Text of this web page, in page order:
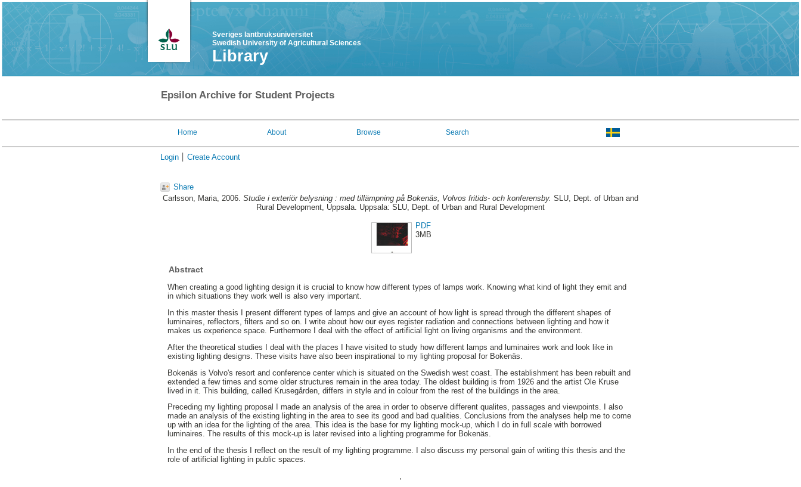
Sveriges lantbruksuniversitet
Swedish University of Agricultural Sciences
Library
Epsilon Archive for Student Projects
Home About Browse Search
Login Create Account
Share
Carlsson, Maria, 2006. Studie i exteriör belysning : med tillämpning på Bokenäs, Volvos fritids- och konferensby. SLU, Dept. of Urban and
Rural Development, Uppsala. Uppsala: SLU, Dept. of Urban and Rural Development
PDF
3MB
Abstract
When creating a good lighting design it is crucial to know how different types of lamps work. Knowing what kind of light they emit and
in which situations they work well is also very important.
In this master thesis I present different types of lamps and give an account of how light is spread through the different shapes of
luminaires, reflectors, filters and so on. I write about how our eyes register radiation and connections between lighting and how it
makes us experience space. Furthermore I deal with the effect of artificial light on living organisms and the environment.
After the theoretical studies I deal with the places I have visited to study how different lamps and luminaires work and look like in
existing lighting designs. These visits have also been inspirational to my lighting proposal for Bokenäs.
Bokenäs is Volvo's resort and conference center which is situated on the Swedish west coast. The establishment has been rebuilt and
extended a few times and some older structures remain in the area today. The oldest building is from 1926 and the artist Ole Kruse
lived in it. This building, called Krusegården, differs in style and in colour from the rest of the buildings in the area.
Preceding my lighting proposal I made an analysis of the area in order to observe different qualites, passages and viewpoints. I also
made an analysis of the existing lighting in the area to see its good and bad qualities. Conclusions from the analyses help me to come
up with an idea for the lighting of the area. This idea is the base for my lighting mock-up, which I do in full scale with borrowed
luminaires. The results of this mock-up is later revised into a lighting programme for Bokenäs.
In the end of the thesis I reflect on the result of my lighting programme. I also discuss my personal gain of writing this thesis and the
role of artificial lighting in public spaces.